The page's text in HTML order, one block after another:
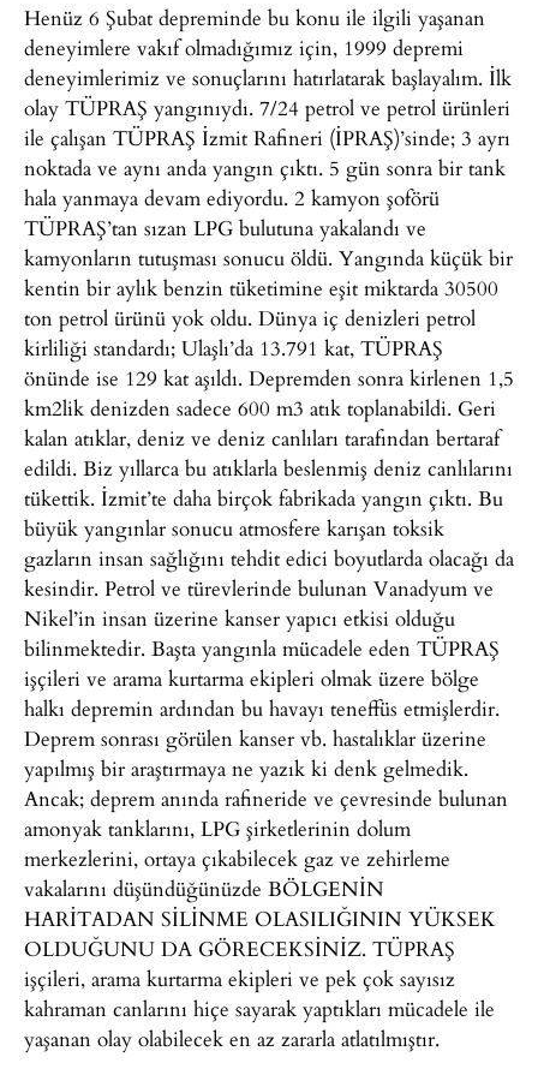
Henüz 6 Şubat depreminde bu konu ile ilgili yaşanan
deneyimlere vakıf olmadığımız için, 1999 depremi
deneyimlerimiz ve sonuçlarını hatırlatarak başlayalım. İlk
olay TÜPRAŞ yangınıydı. 7/24 petrol ve petrol ürünleri
ile çalışan TÜPRAŞ İzmit Rafineri (İPRAŞ)’sinde; 3 ayrı
noktada ve aynı anda yangın çıktı. 5 gün sonra bir tank
hala yanmaya devam ediyordu. 2 kamyon şoförü
TÜPRAŞ’tan sızan LPG bulutuna yakalandı ve
kamyonların tutuşması sonucu öldü. Yangında küçük bir
kentin bir aylık benzin tüketimine eşit miktarda 30500
ton petrol ürünü yok oldu. Dünya iç denizleri petrol
kirliliği standardı; Ulaşlı’da 13.791 kat, TÜPRAŞ
önünde ise 129 kat aşıldı. Depremden sonra kirlenen 1,5
km2lik denizden sadece 600 m3 atık toplanabildi. Geri
kalan atıklar, deniz ve deniz canlıları tarafından bertaraf
edildi. Biz yıllarca bu atıklarla beslenmiş deniz canlılarını
tükettik. İzmit’te daha birçok fabrikada yangın çıktı. Bu
büyük yangınlar sonucu atmosfere karışan toksik
gazların insan sağlığını tehdit edici boyutlarda olacağı da
kesindir. Petrol ve türevlerinde bulunan Vanadyum ve
Nikel’in insan üzerine kanser yapıcı etkisi olduğu
bilinmektedir. Başta yangınla mücadele eden TÜPRAŞ
işçileri ve arama kurtarma ekipleri olmak üzere bölge
halkı depremin ardından bu havayı teneffüs etmişlerdir.
Deprem sonrası görülen kanser vb. hastalıklar üzerine
yapılmış bir araştırmaya ne yazık ki denk gelmedik.
Ancak; deprem anında rafineride ve çevresinde bulunan
amonyak tanklarını, LPG şirketlerinin dolum
merkezlerini, ortaya çıkabilecek gaz ve zehirleme
vakalarını düşündüğünüzde BÖLGENİN
HARİTADAN SİLİNME OLASILIĞININ YÜKSEK
OLDUĞUNU DA GÖRECEKSİNİZ. TÜPRAŞ
işçileri, arama kurtarma ekipleri ve pek çok sayısız
kahraman canlarını hiçe sayarak yaptıkları mücadele ile
yaşanan olay olabilecek en az zararla atlatılmıştır.